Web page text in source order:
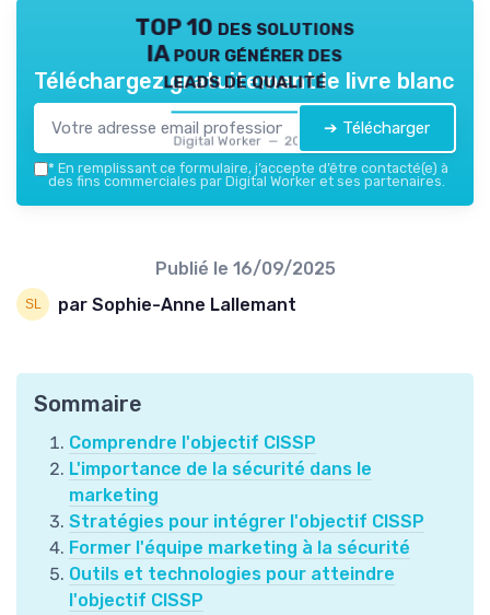
TOP 10 des solutions
IA pour générer des
leads de qualité
Digital Worker — 2026
Téléchargez gratuitement le livre blanc
➔ Télécharger
* En remplissant ce formulaire, j’accepte d’être contacté(e) à
des fins commerciales par Digital Worker et ses partenaires.
Publié le 16/09/2025
par Sophie-Anne Lallemant
Sommaire
Comprendre l'objectif CISSP
L'importance de la sécurité dans le
marketing
Stratégies pour intégrer l'objectif CISSP
Former l'équipe marketing à la sécurité
Outils et technologies pour atteindre
l'objectif CISSP